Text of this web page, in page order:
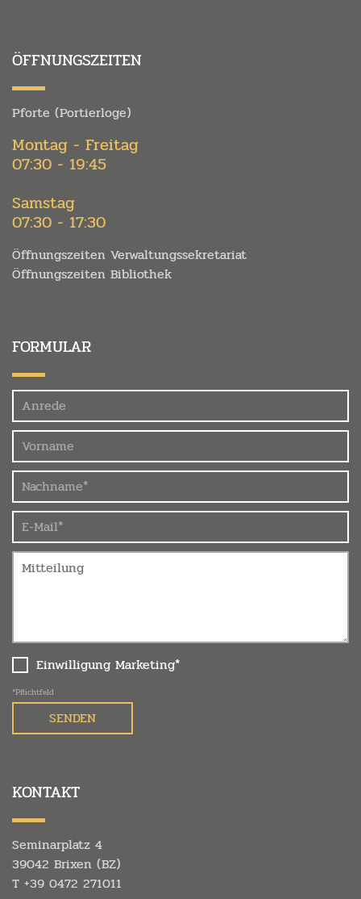
ÖFFNUNGSZEITEN
Pforte (Portierloge)
Montag - Freitag
07:30 - 19:45
Samstag
07:30 - 17:30
Öffnungszeiten Verwaltungssekretariat
Öffnungszeiten Bibliothek
FORMULAR
Felder
Einwilligung Marketing*
*Pflichtfeld
KONTAKT
Seminarplatz 4
39042 Brixen (BZ)
T +39 0472 271011